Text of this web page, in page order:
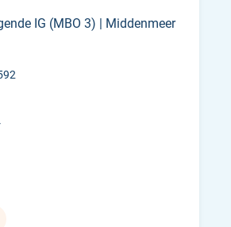
IG (MBO 3) | Middenmeer